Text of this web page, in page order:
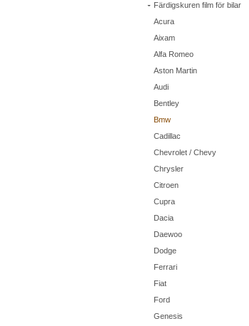
Färdigskuren film för bilar
Acura
Aixam
Alfa Romeo
Aston Martin
Audi
Bentley
Bmw
Cadillac
Chevrolet / Chevy
Chrysler
Citroen
Cupra
Dacia
Daewoo
Dodge
Ferrari
Fiat
Ford
Genesis